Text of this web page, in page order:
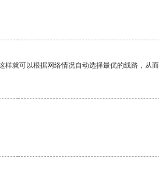
就可以根据网络情况自动选择最优的线路，从而